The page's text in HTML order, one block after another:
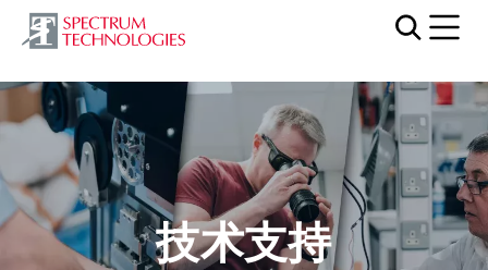
技术支持